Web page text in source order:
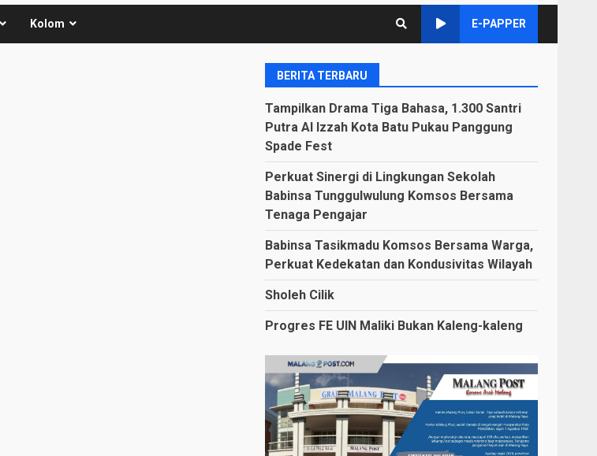
Kolom E-PAPPER
BERITA TERBARU
Tampilkan Drama Tiga Bahasa, 1.300 Santri
Putra Al Izzah Kota Batu Pukau Panggung
Spade Fest
Perkuat Sinergi di Lingkungan Sekolah
Babinsa Tunggulwulung Komsos Bersama
Tenaga Pengajar
Babinsa Tasikmadu Komsos Bersama Warga,
Perkuat Kedekatan dan Kondusivitas Wilayah
Sholeh Cilik
Progres FE UIN Maliki Bukan Kaleng-kaleng